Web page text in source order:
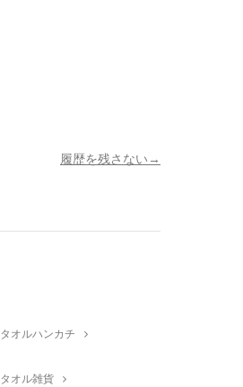
履歴を残さない
タオルハンカチ
タオル雑貨